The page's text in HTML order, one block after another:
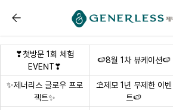
필러/엘란쎄 :: 부천피부과
❣첫방문 1회 체험
EVENT❣
🍉8월 1차 뷰케이션🍉
✨제너리스 글로우 프로
젝트✨
⛱️제모 1년 무제한 이벤
트🍉